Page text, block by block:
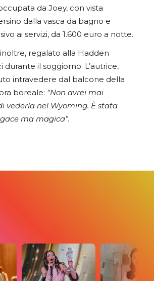
da Joey, con vista
dalla vasca da bagno e
ai servizi, da 1.600 euro a notte.
inoltre, regalato alla Hadden
il soggiorno. L’autrice,
intravedere dal balcone della
boreale: “Non avrei mai
vederla nel Wyoming. È stata
ma magica”.